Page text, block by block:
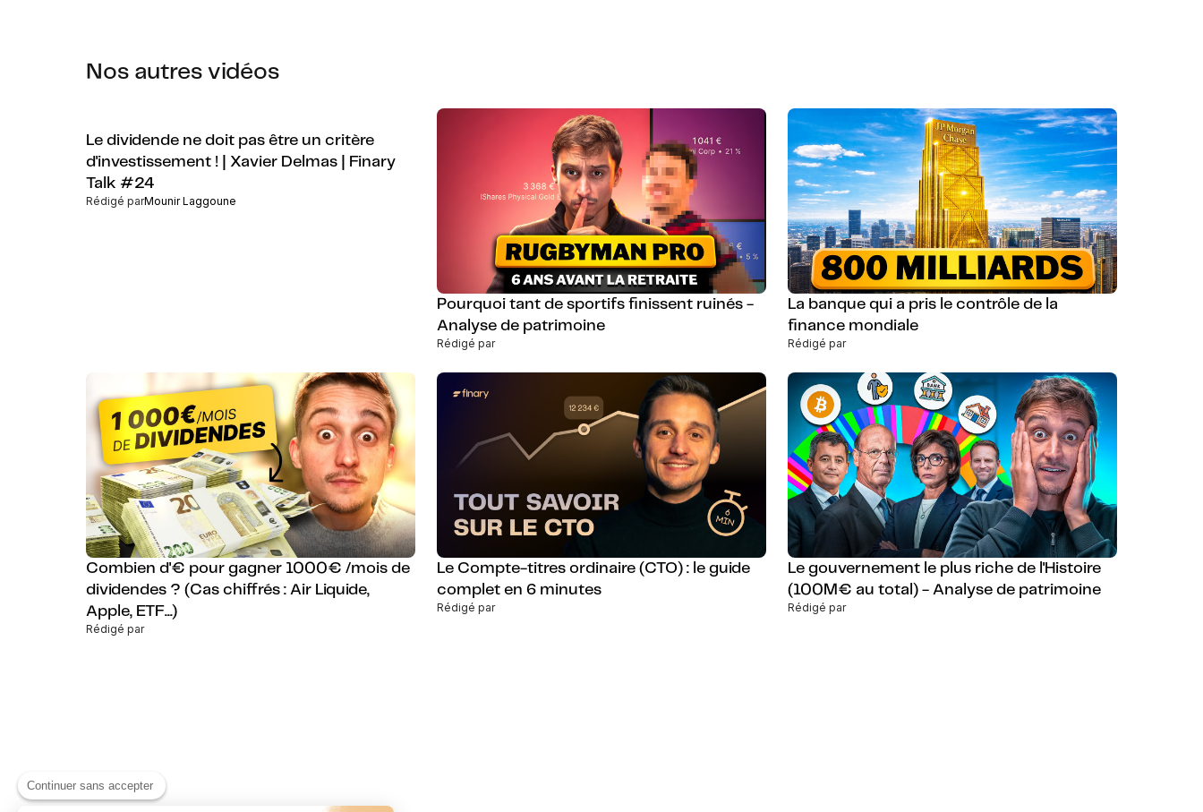
Continuer sans accepter
Nos autres vidéos
Le dividende ne doit pas être un critère
d'investissement ! | Xavier Delmas | Finary
Talk #24
Rédigé parMounir Laggoune
Pourquoi tant de sportifs finissent ruinés -
Analyse de patrimoine
Rédigé par
La banque qui a pris le contrôle de la
finance mondiale
Rédigé par
Combien d'€ pour gagner 1000€ /mois de
dividendes ? (Cas chiffrés : Air Liquide,
Apple, ETF...)
Rédigé par
Le Compte-titres ordinaire (CTO) : le guide
complet en 6 minutes
Rédigé par
Le gouvernement le plus riche de l'Histoire
(100M€ au total) - Analyse de patrimoine
Rédigé par